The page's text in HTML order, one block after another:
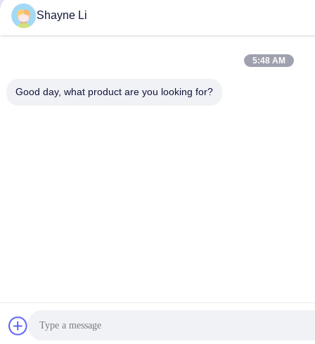
Shayne Li
5:48 AM
Good day, what product are you looking for?